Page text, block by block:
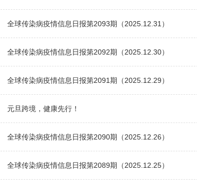
全球传染病疫情信息日报第2093期（2025.12.31）
全球传染病疫情信息日报第2092期（2025.12.30）
全球传染病疫情信息日报第2091期（2025.12.29）
元旦跨境，健康先行！
全球传染病疫情信息日报第2090期（2025.12.26）
全球传染病疫情信息日报第2089期（2025.12.25）